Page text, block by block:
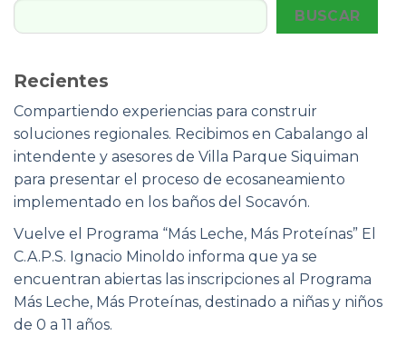
BUSCAR
Recientes
Compartiendo experiencias para construir
soluciones regionales. Recibimos en Cabalango al
intendente y asesores de Villa Parque Siquiman
para presentar el proceso de ecosaneamiento
implementado en los baños del Socavón.
Vuelve el Programa “Más Leche, Más Proteínas” El
C.A.P.S. Ignacio Minoldo informa que ya se
encuentran abiertas las inscripciones al Programa
Más Leche, Más Proteínas, destinado a niñas y niños
de 0 a 11 años.